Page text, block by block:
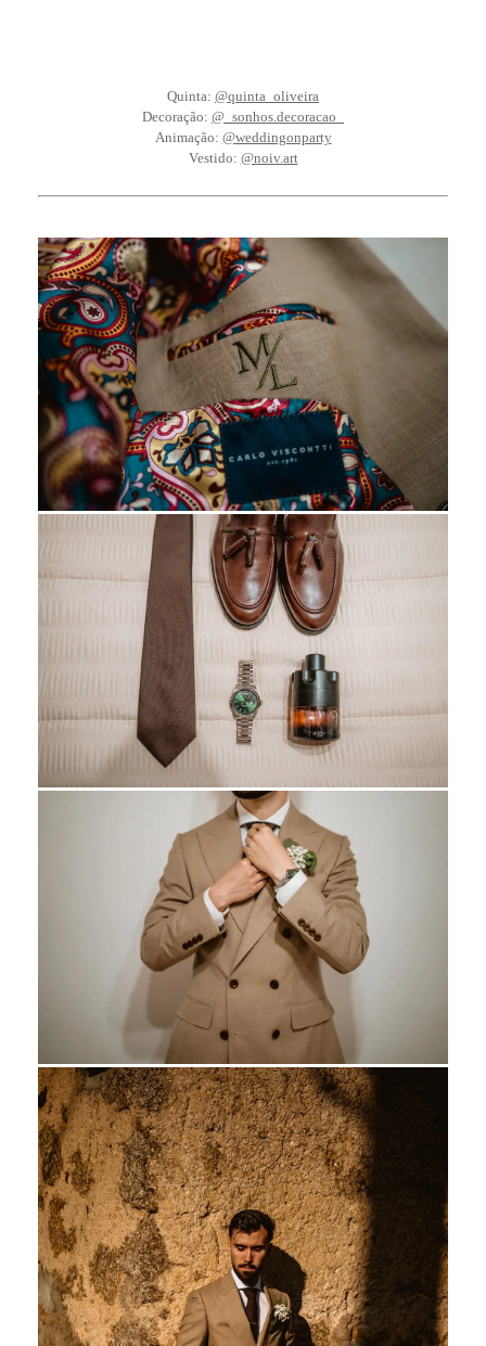
Quinta: @quinta_oliveira
Decoração: @_sonhos.decoracao_
Animação: @weddingonparty
Vestido: @noiv.art